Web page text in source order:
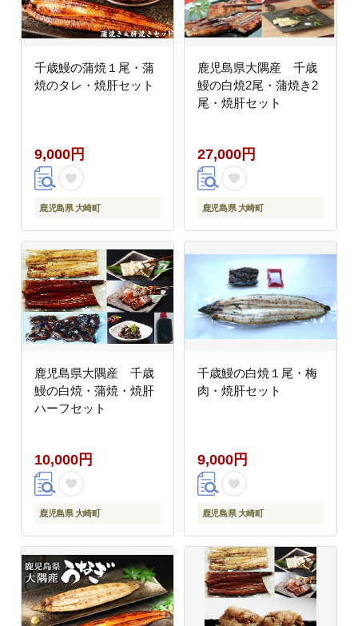
千歳鰻の蒲焼１尾・蒲
焼のタレ・焼肝セット
9,000円
鹿児島県 大崎町
鹿児島県大隅産 千歳
鰻の白焼2尾・蒲焼き2
尾・焼肝セット
27,000円
鹿児島県 大崎町
鹿児島県大隅産 千歳
鰻の白焼・蒲焼・焼肝
ハーフセット
10,000円
鹿児島県 大崎町
千歳鰻の白焼１尾・梅
肉・焼肝セット
9,000円
鹿児島県 大崎町